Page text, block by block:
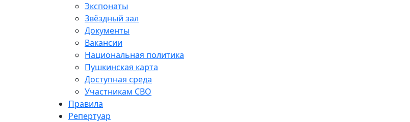
Экспонаты
Звёздный зал
Документы
Вакансии
Национальная политика
Пушкинская карта
Доступная среда
Участникам СВО
Правила
Репертуар